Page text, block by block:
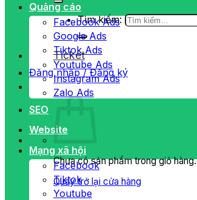
Tìm kiếm:
Ticket
Đăng nhập / Đăng ký
Chưa có sản phẩm trong giỏ hàng.
Quay trở lại cửa hàng
Quảng cáo
Facebook Ads
Google Ads
Tiktok Ads
Youtube Ads
Instagram Ads
Zalo Ads
SEO
Website
Mạng xã hội
Facebook
Tiktok
Youtube